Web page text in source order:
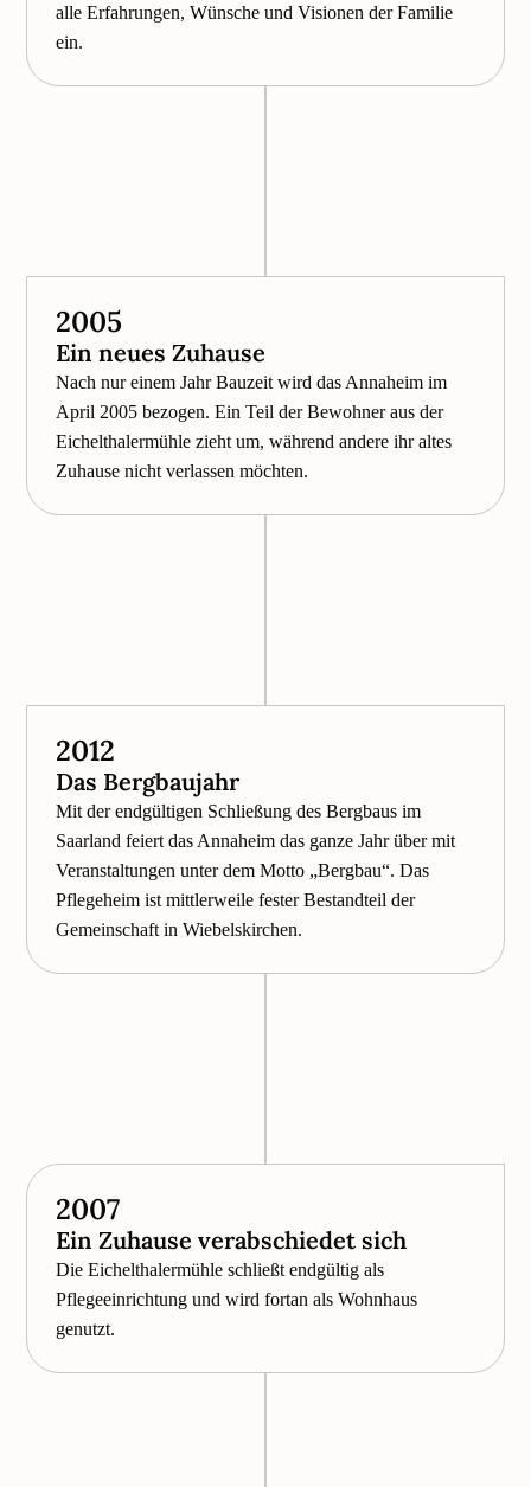
alle Erfahrungen, Wünsche und Visionen der Familie
ein.
2005
Ein neues Zuhause
Nach nur einem Jahr Bauzeit wird das Annaheim im
April 2005 bezogen. Ein Teil der Bewohner aus der
Eichelthalermühle zieht um, während andere ihr altes
Zuhause nicht verlassen möchten.
2012
Das Bergbaujahr
Mit der endgültigen Schließung des Bergbaus im
Saarland feiert das Annaheim das ganze Jahr über mit
Veranstaltungen unter dem Motto „Bergbau“. Das
Pflegeheim ist mittlerweile fester Bestandteil der
Gemeinschaft in Wiebelskirchen.
2007
Ein Zuhause verabschiedet sich
Die Eichelthalermühle schließt endgültig als
Pflegeeinrichtung und wird fortan als Wohnhaus
genutzt.